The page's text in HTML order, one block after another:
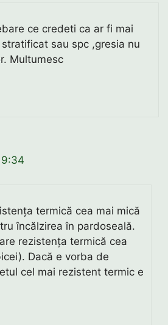
ce credeti ca ar fi mai
sau spc ,gresia nu
Multumesc
termică cea mai mică
încălzirea în pardoseală.
rezistența termică cea
Dacă e vorba de
cel mai rezistent termic e